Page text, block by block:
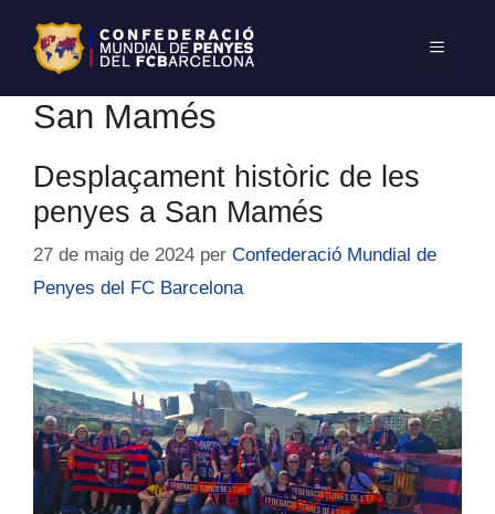
San Mamés
Desplaçament històric de les
penyes a San Mamés
27 de maig de 2024 per Confederació Mundial de
Penyes del FC Barcelona